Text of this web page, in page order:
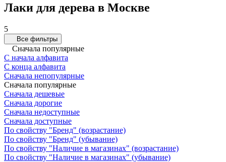
Лаки для дерева в Москве
5
Все фильтры
Сначала популярные
С начала алфавита
С конца алфавита
Сначала непопулярные
Сначала популярные
Сначала дешевые
Сначала дорогие
Сначала недоступные
Сначала доступные
По свойству "Бренд" (возрастание)
По свойству "Бренд" (убывание)
По свойству "Наличие в магазинах" (возрастание)
По свойству "Наличие в магазинах" (убывание)